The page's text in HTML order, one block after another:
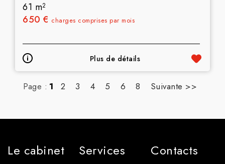
61 m2
650 € charges comprises par mois
Plus de détails
Page : 1 2 3 4 5 6 8 Suivante >>
Le cabinet Services Contacts